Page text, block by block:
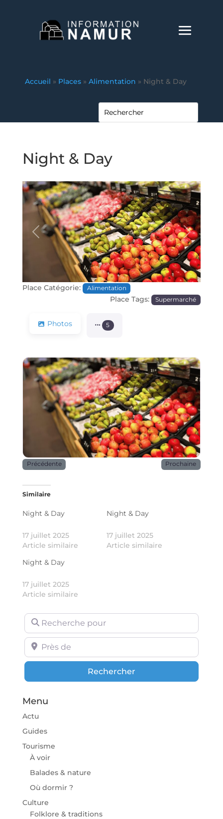
Accueil » Places » Alimentation » Night & Day
Night & Day
Précédente Prochaine
Place Catégorie: Alimentation
Place Tags: Supermarché
Photos 5
Précédente Prochaine
Similaire
Night & Day
17 juillet 2025
Article similaire
Night & Day
17 juillet 2025
Article similaire
Night & Day
17 juillet 2025
Article similaire
Recherche pour
Près de
RechercherRechercher
Menu
Actu
Guides
Tourisme
À voir
Balades & nature
Où dormir ?
Culture
Folklore & traditions